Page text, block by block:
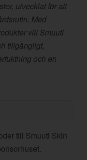
utvecklat för att
Med
vill Smuuti
tillgängligt,
och en
till Smuuti Skin